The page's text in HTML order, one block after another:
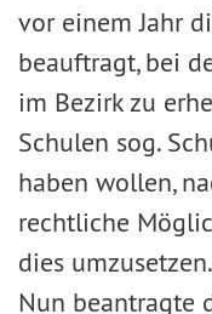
vor einem Jahr
beauftragt, bei
im Bezirk zu
Schulen sog.
haben wollen,
rechtliche
dies umzusetzen.
Nun beantragte